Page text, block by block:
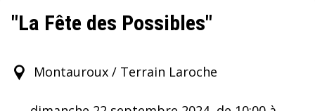
"La Fête des Possibles"
Montauroux / Terrain Laroche